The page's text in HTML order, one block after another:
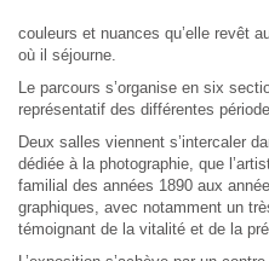
couleurs et nuances qu’elle revêt
où il séjourne.
Le parcours s’organise en six
représentatif des différentes
Deux salles viennent s’intercaler
dédiée à la photographie, que
familial des années 1890 aux
graphiques, avec notamment un
témoignant de la vitalité et de la